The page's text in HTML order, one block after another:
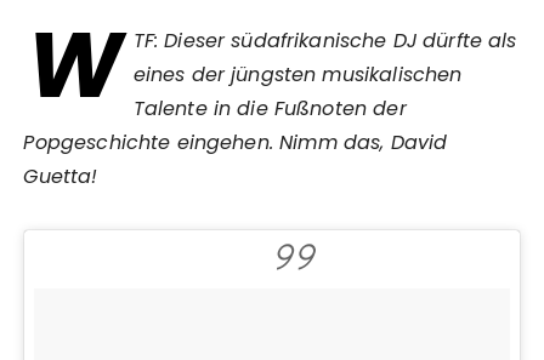
W TF: Dieser südafrikanische DJ dürfte als
eines der jüngsten musikalischen
Talente in die Fußnoten der
Popgeschichte eingehen. Nimm das, David
Guetta!